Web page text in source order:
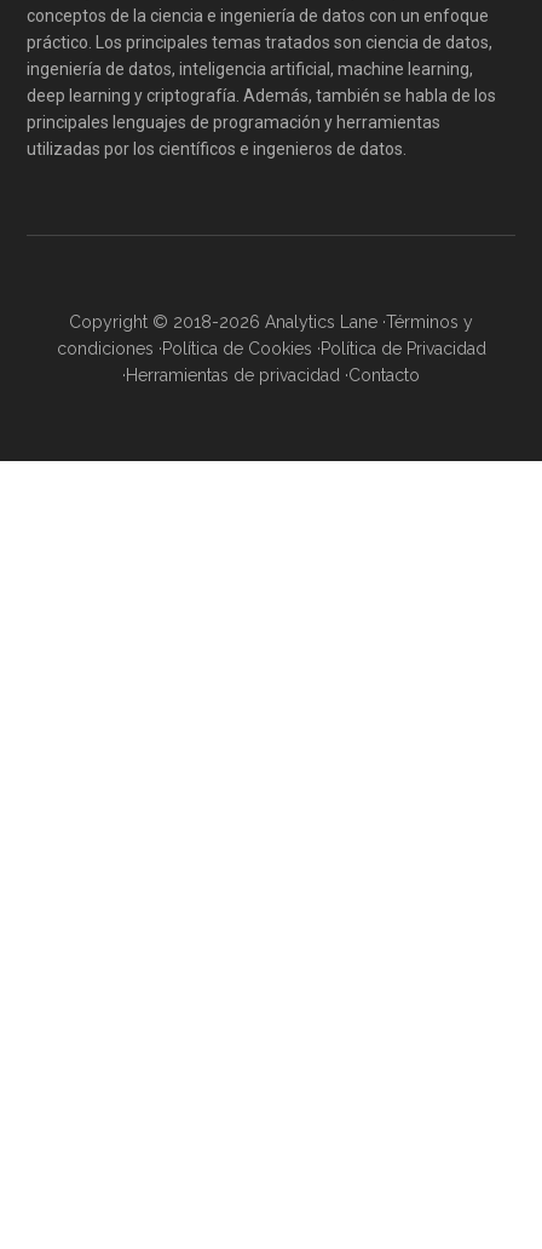
conceptos de la ciencia e ingeniería de datos con un enfoque
práctico. Los principales temas tratados son ciencia de datos,
ingeniería de datos, inteligencia artificial, machine learning,
deep learning y criptografía. Además, también se habla de los
principales lenguajes de programación y herramientas
utilizadas por los científicos e ingenieros de datos.
Copyright © 2018-2026 Analytics Lane ·Términos y
condiciones ·Política de Cookies ·Política de Privacidad
·Herramientas de privacidad ·Contacto